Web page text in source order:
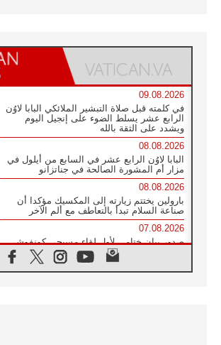
09.08.2026
في كلمته قبل صلاة التبشير الملائكي البابا لاوُن
الرابع عشر يسلط الضوء على إنجيل اليوم
ويشدد على الثقة بالله
08.08.2026
البابا لاوُن الرابع عشر في السابع من أيلول في
مزار أم المشورة الصالحة في جناتزانو
08.08.2026
بارولين يختتم زيارته إلى المكسيك مؤكدا أن
صناعة السلام تبدأ بالتعاطف مع ألم الآخر
07.08.2026
صدور بيان ختامي لأول لقاء مسيحي كونفوشي
بمشاركة الدائرة الفاتيكانية للحوار بين الأديان
07.08.2026